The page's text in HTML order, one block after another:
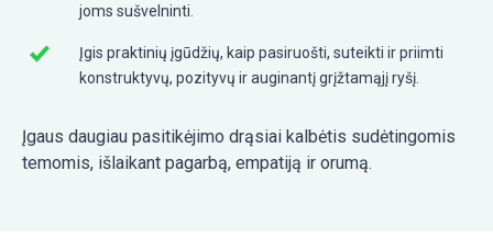
joms sušvelninti.
Įgis praktinių įgūdžių, kaip pasiruošti, suteikti ir priimti
konstruktyvų, pozityvų ir auginantį grįžtamąjį ryšį.
Įgaus daugiau pasitikėjimo drąsiai kalbėtis sudėtingomis
temomis, išlaikant pagarbą, empatiją ir orumą.